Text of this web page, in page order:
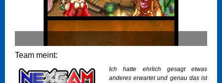
Team meint:
Ich hatte ehrlich gesagt etwas
anderes erwartet und genau das ist